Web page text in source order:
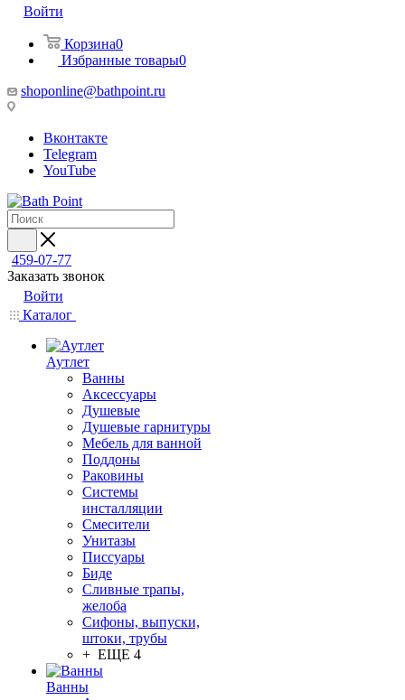
Войти
Корзина0
Избранные товары0
shoponline@bathpoint.ru
Вконтакте
Telegram
YouTube
459-07-77
Заказать звонок
Войти
Каталог
Аутлет
Ванны
Аксессуары
Душевые
Душевые гарнитуры
Мебель для ванной
Поддоны
Раковины
Системы
инсталляции
Смесители
Унитазы
Писсуары
Биде
Сливные трапы,
желоба
Сифоны, выпуски,
штоки, трубы
+ ЕЩЕ 4
Ванны